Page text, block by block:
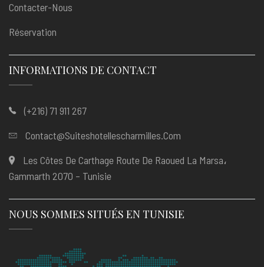
Contacter-Nous
Réservation
INFORMATIONS DE CONTACT
(+216) 71 911 267
Contact@suiteshotellescharmilles.com
Les Côtes De Carthage Route De Raoued La Marsa،
Gammarth 2070 – Tunisie
NOUS SOMMES SITUÉS EN TUNISIE